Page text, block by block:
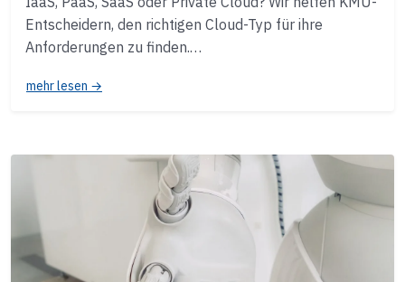
Entscheidern, den richtigen Cloud-Typ für ihre
Anforderungen zu finden.…
mehr lesen →